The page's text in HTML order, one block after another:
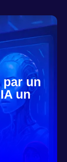
par un
un